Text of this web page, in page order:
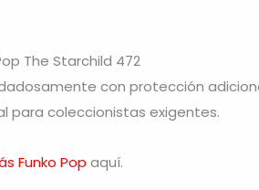
The Starchild 472
con protección
para coleccionistas exigentes.
Funko Pop aquí.